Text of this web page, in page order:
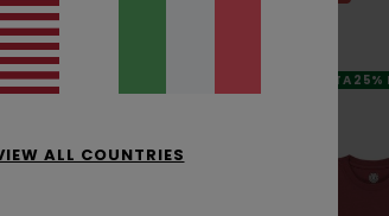
€
OFFERTA 25% DI SCONTO EXTRA
DOPPIA OFFERTA
ALL COUNTRIES